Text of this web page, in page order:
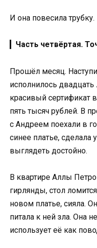
И она повесила трубку.
Часть четвёртая.
Прошёл месяц.
исполнилось двадцать
красивый сертификат
пять тысяч рублей. В
с Андреем поехали в
синее платье, сделала
выглядеть достойно.
В квартире Аллы
гирлянды, стол
новом платье, сияла.
питала к ней зла. Она
использует её как